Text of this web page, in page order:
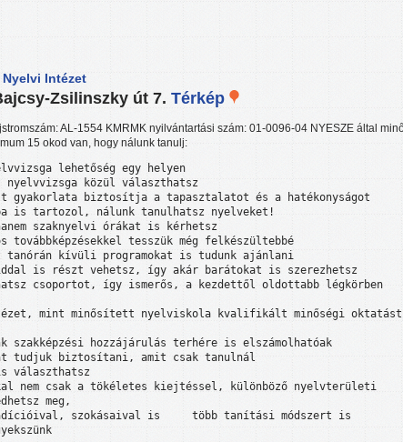
Intézet
Zsilinszky út 7. Térkép
AL-1554 KMRMK nyilvántartási szám: 01-0096-04 NYESZE által
15 okod van, hogy nálunk tanulj:
lehetőség egy helyen
nyelvvizsga közül választhatsz
gyakorlata biztosítja a tapasztalatot és a hatékonyságot
is tartozol, nálunk tanulhatsz nyelveket!
szaknyelvi órákat is kérhetsz
továbbképzésekkel tesszük még felkészültebbé
tanórán kívüli programokat is tudunk ajánlani
is részt vehetsz, így akár barátokat is szerezhetsz
csoportot, így ismerős, a kezdettől oldottabb légkörben
mint minősített nyelviskola kvalifikált minőségi
szakképzési hozzájárulás terhére is elszámolhatóak
tudjuk biztosítani, amit csak tanulnál
választhatsz
nem csak a tökéletes kiejtéssel, különböző nyelvterületi
meg,
szokásaival is     több tanítási módszert is